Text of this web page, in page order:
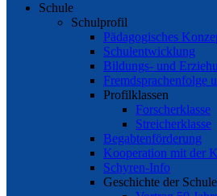
Schule
Schulprofil
Pädagogisches
Schulentwicklung
Bildungs- und
Fremdsprachenfolge
Profilklassen
Forscherklasse
Streicherklasse
Begabtenförderung
Kooperation mit der
Schyren-Info
Geschichte der Schule